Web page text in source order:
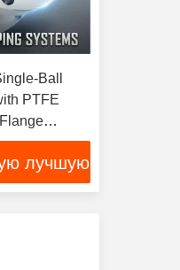
Ball
PTFE
Pressure
Projects
лучшую